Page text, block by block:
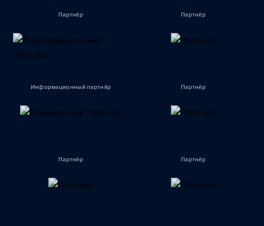
Партнёр Партнёр
Информационный партнёр Партнёр
Партнёр Партнёр